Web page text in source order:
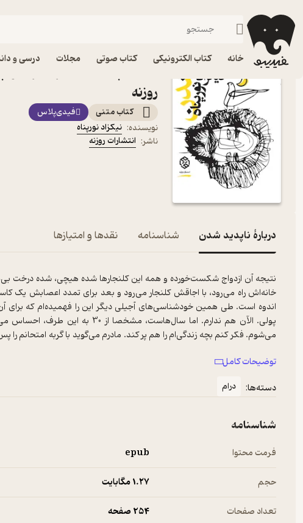
خانه کتاب الکترونیکی کتاب صوتی مجلات درسی و
فیدیبو کتاب الکترونیکی
روزنه
کتاب متنی
فیدی‌پلاس
نویسنده: نیکزاد نورپناه
ناشر: انتشارات روزنه
دربارۀ ناپدید شدن شناسنامه نقدها و امتیازها
نتیجه آن ازدواج شکست‌خورده و همه این کلنجارها شده هیچی، شده درخت
خانه‌اش راه می‌رود، با اجاقش کلنجار می‌رود و بعد برای تمدد اعصابش یک
اندوه است. طی همین خودشناسی‌های آجیلی دیگر این را فهمیده‌ام که برای
پولی. الآن هم ندارم. اما سال‌هاست،
می‌شوم. فکر کنم بچه زندگی‌ام را هم پر کند. مادرم می‌گوید با گربه امتحانم
توضیحات کامل
دسته‌ها:
درام
شناسنامه
فرمت محتوا epub
حجم 1.۲۷ مگابایت
تعداد صفحات 254 صفحه